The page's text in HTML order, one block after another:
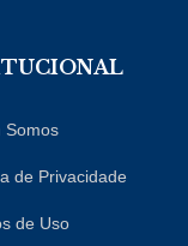
Somos
de Privacidade
de Uso